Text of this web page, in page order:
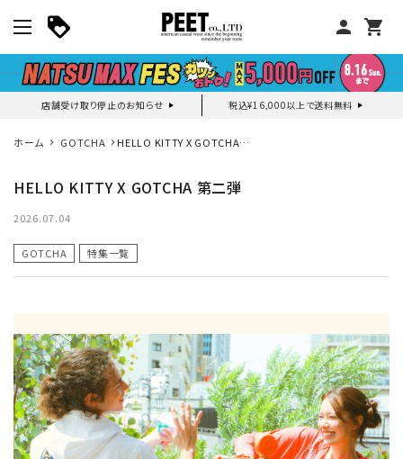
person shopping_cart
店舗受け取り停止のお知らせ 税込¥16,000以上で送料無料
マイページ
新作アイテム
詳しい条件から探す
ホーム GOTCHA
HELLO KITTY X GOTCHA
HELLO KITTY X GOTCHA 第二弾
2026.07.04
GOTCHA 特集一覧